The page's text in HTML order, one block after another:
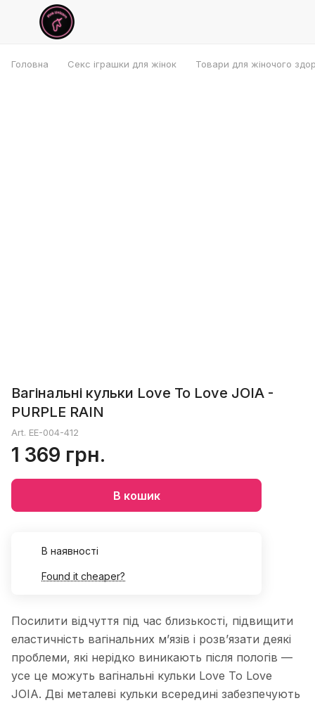
Головна Секс іграшки для жінок Товари для жіночого
Вагінальні кульки Love To Love JOIA -
PURPLE RAIN
Art. EE-004-412
1 369 грн.
В кошик
В наявності
Found it cheaper?
Посилити відчуття під час близькості, підвищити
еластичність вагінальних м’язів і розв’язати деякі
проблеми, які нерідко виникають після пологів —
усе це можуть вагінальні кульки Love To Love
JOIA. Дві металеві кульки всередині забезпечують